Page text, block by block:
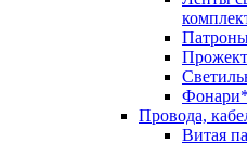
Провода,
Витая